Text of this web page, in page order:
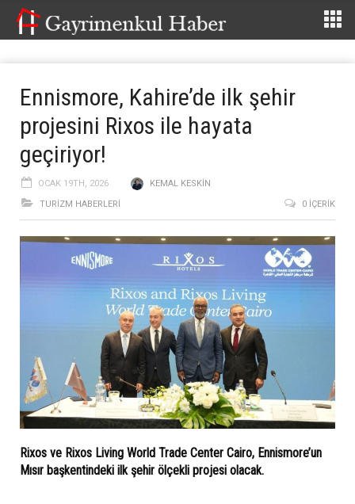
Ennismore, Kahire’de ilk şehir
projesini Rixos ile hayata
geçiriyor!
OCAK 19TH, 2026
KEMAL KESKIN
TURIZM HABERLERI
0 İÇERIK
Rixos ve Rixos Living World Trade Center Cairo, Ennismore’un
Mısır başkentindeki ilk şehir ölçekli projesi olacak.